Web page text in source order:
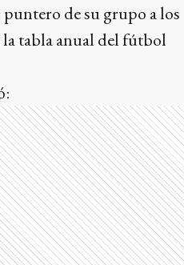
de su grupo a los
la tabla anual del fútbol